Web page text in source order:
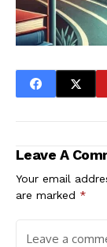
Leave A
Your email
are marked *